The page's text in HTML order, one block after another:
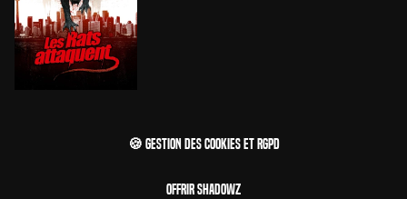
🍪 Gestion des cookies et RGPD
Offrir Shadowz